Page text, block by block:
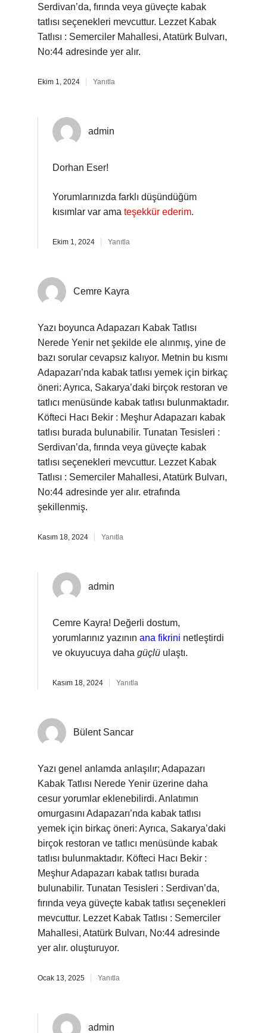
Serdivan’da, fırında veya güveçte kabak
tatlısı seçenekleri mevcuttur. Lezzet Kabak
Tatlısı : Semerciler Mahallesi, Atatürk Bulvarı,
No:44 adresinde yer alır.
Ekim 1, 2024 Yanıtla
admin
Dorhan Eser!
Yorumlarınızda farklı düşündüğüm
kısımlar var ama teşekkür ederim.
Ekim 1, 2024 Yanıtla
Cemre Kayra
Yazı boyunca Adapazarı Kabak Tatlısı
Nerede Yenir net şekilde ele alınmış, yine de
bazı sorular cevapsız kalıyor. Metnin bu kısmı
Adapazarı’nda kabak tatlısı yemek için birkaç
öneri: Ayrıca, Sakarya’daki birçok restoran ve
tatlıcı menüsünde kabak tatlısı bulunmaktadır.
Köfteci Hacı Bekir : Meşhur Adapazarı kabak
tatlısı burada bulunabilir. Tunatan Tesisleri :
Serdivan’da, fırında veya güveçte kabak
tatlısı seçenekleri mevcuttur. Lezzet Kabak
Tatlısı : Semerciler Mahallesi, Atatürk Bulvarı,
No:44 adresinde yer alır. etrafında
şekillenmiş.
Kasım 18, 2024 Yanıtla
admin
Cemre Kayra! Değerli dostum,
yorumlarınız yazının ana fikrini netleştirdi
ve okuyucuya daha güçlü ulaştı.
Kasım 18, 2024 Yanıtla
Bülent Sancar
Yazı genel anlamda anlaşılır; Adapazarı
Kabak Tatlısı Nerede Yenir üzerine daha
cesur yorumlar eklenebilirdi. Anlatımın
omurgasını Adapazarı’nda kabak tatlısı
yemek için birkaç öneri: Ayrıca, Sakarya’daki
birçok restoran ve tatlıcı menüsünde kabak
tatlısı bulunmaktadır. Köfteci Hacı Bekir :
Meşhur Adapazarı kabak tatlısı burada
bulunabilir. Tunatan Tesisleri : Serdivan’da,
fırında veya güveçte kabak tatlısı seçenekleri
mevcuttur. Lezzet Kabak Tatlısı : Semerciler
Mahallesi, Atatürk Bulvarı, No:44 adresinde
yer alır. oluşturuyor.
Ocak 13, 2025 Yanıtla
admin